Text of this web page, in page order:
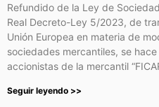
Refundido de la Ley de
Real Decreto-Ley 5/2023, de
Unión Europea en materia de
sociedades mercantiles, se
accionistas de la mercantil
Seguir leyendo >>